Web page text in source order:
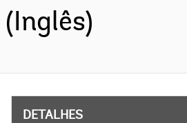
(Inglês)
DETALHES